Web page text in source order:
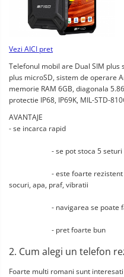
Vezi AICI pret
Telefonul mobil are Dual SIM plus
plus microSD, sistem de operare
memorie RAM 6GB, diagonala
protectie IP68, IP69K, MIL-STD-
AVANTAJE
- se incarca rapid
- se pot stoca 5
socuri, apa, praf, vibratii
- navigarea se poate
			- pret foarte bun
2. Cum alegi un telefon
Foarte multi romani sunt